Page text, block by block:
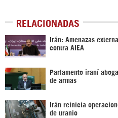
RELACIONADAS
Irán: Amenazas
contra AIEA
Parlamento iraní
de armas
Irán reinicia
de uranio